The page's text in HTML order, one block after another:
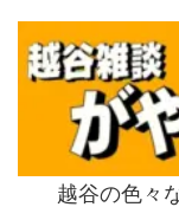
越谷の色々